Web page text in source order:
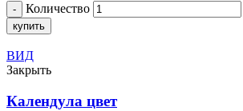
Количество
купить
ВИД
Закрыть
Календула цвет